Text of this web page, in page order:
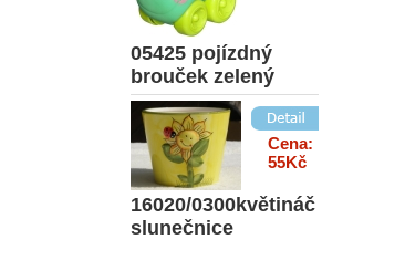
05425 pojízdný
brouček zelený
16020/0300květináč
slunečnice
Cena:
55Kč